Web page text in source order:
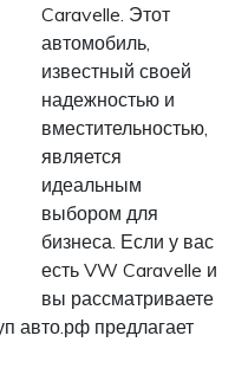
Caravelle. Этот
автомобиль,
известный своей
надежностью и
вместительностью,
является
идеальным
выбором для
бизнеса. Если у вас
есть VW Caravelle и
вы рассматриваете
авто.рф предлагает